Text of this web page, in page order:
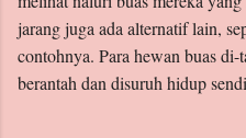
jarang juga ada alternatif lain,
contohnya. Para hewan buas
berantah dan disuruh hidup